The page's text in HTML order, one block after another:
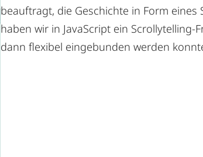
beauftragt, die Geschichte in Form eines
haben wir in JavaScript ein
dann flexibel eingebunden werden